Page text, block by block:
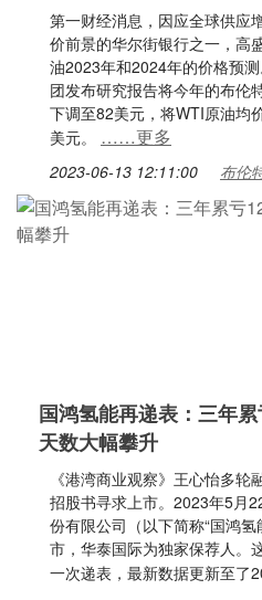
第一财经消息，因应全球供应
价前景的华尔街银行之一，高
油2023年和2024年的价格预
团发布研究报告将今年的布伦
下调至82美元，将WTI原油均
美元。 ……更多
2023-06-13 12:11:00 布伦
国鸿氢能再递表：三年
天数大幅攀升
《港湾商业观察》王心怡多
招股书寻求上市。2023年5月
份有限公司（以下简称“国鸿
市，华泰国际为独家保荐人。
一次递表，最新数据更新至了